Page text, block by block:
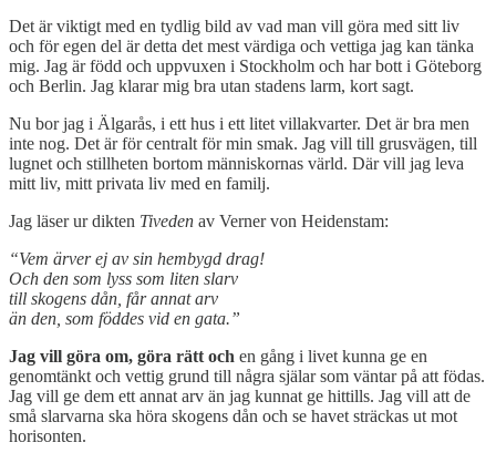
Det är viktigt med en tydlig bild av vad man vill göra med sitt liv
och för egen del är detta det mest värdiga och vettiga jag kan tänka
mig. Jag är född och uppvuxen i Stockholm och har bott i Göteborg
och Berlin. Jag klarar mig bra utan stadens larm, kort sagt.
Nu bor jag i Älgarås, i ett hus i ett litet villakvarter. Det är bra men
inte nog. Det är för centralt för min smak. Jag vill till grusvägen, till
lugnet och stillheten bortom människornas värld. Där vill jag leva
mitt liv, mitt privata liv med en familj.
Jag läser ur dikten Tiveden av Verner von Heidenstam:
“Vem ärver ej av sin hembygd drag!
Och den som lyss som liten slarv
till skogens dån, får annat arv
än den, som föddes vid en gata.”
Jag vill göra om, göra rätt och en gång i livet kunna ge en
genomtänkt och vettig grund till några själar som väntar på att födas.
Jag vill ge dem ett annat arv än jag kunnat ge hittills. Jag vill att de
små slarvarna ska höra skogens dån och se havet sträckas ut mot
horisonten.